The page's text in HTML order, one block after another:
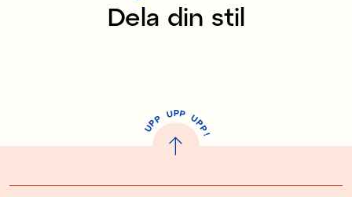
Dela din stil
U
P
P UPP UP
P
!